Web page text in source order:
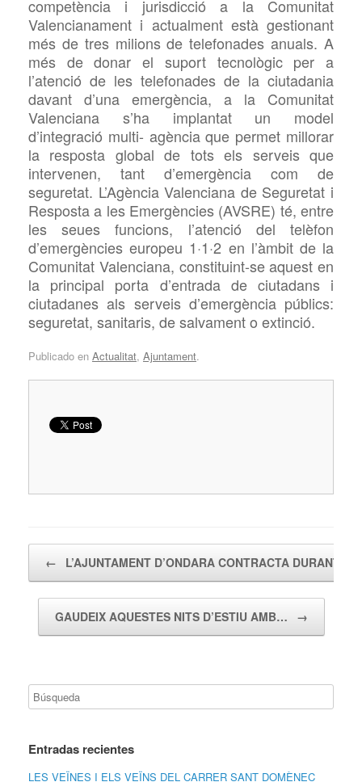
competència i jurisdicció a la Comunitat
Valencianament i actualment està gestionant
més de tres milions de telefonades anuals. A
més de donar el suport tecnològic per a
l’atenció de les telefonades de la ciutadania
davant d’una emergència, a la Comunitat
Valenciana s’ha implantat un model
d’integració multi- agència que permet millorar
la resposta global de tots els serveis que
intervenen, tant d’emergència com de
seguretat. L’Agència Valenciana de Seguretat i
Resposta a les Emergències (AVSRE) té, entre
les seues funcions, l’atenció del telèfon
d’emergències europeu 1·1·2 en l’àmbit de la
Comunitat Valenciana, constituint-se aquest en
la principal porta d’entrada de ciutadans i
ciutadanes als serveis d’emergència públics:
seguretat, sanitaris, de salvament o extinció.
Publicado en Actualitat, Ajuntament.
← L’AJUNTAMENT D’ONDARA CONTRACTA DURANT 1…
GAUDEIX AQUESTES NITS D’ESTIU AMB… →
Entradas recientes
LES VEÏNES I ELS VEÏNS DEL CARRER SANT DOMÈNEC